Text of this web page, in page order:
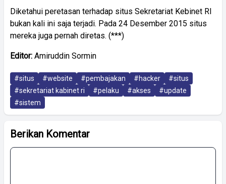
Diketahui peretasan terhadap situs Sekretariat Kebinet RI
bukan kali ini saja terjadi. Pada 24 Desember 2015 situs
mereka juga pernah diretas. (***)
Editor: Amiruddin Sormin
#situs #website #pembajakan #hacker
#situs
#sekretariat kabinet ri
#pelaku #akses
#update
#sistem
Berikan Komentar